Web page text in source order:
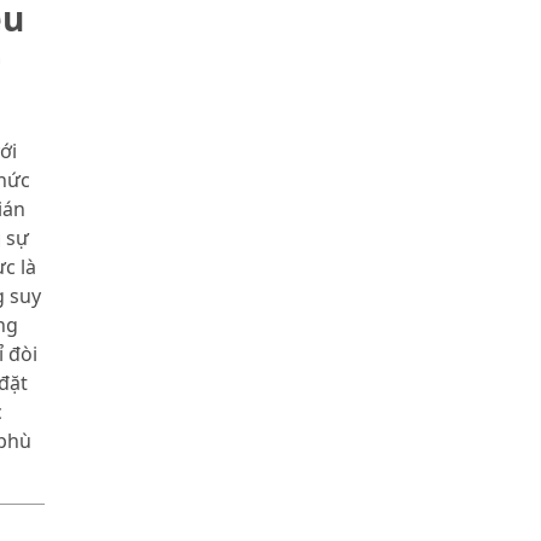
sự
là
suy
đòi